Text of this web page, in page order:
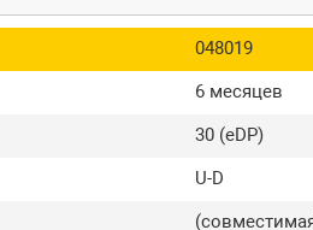
048019
6 месяцев
30 (eDP)
U-D